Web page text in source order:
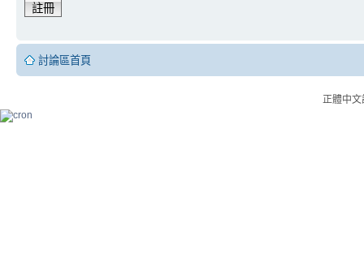
註冊
討論區首頁
正體中